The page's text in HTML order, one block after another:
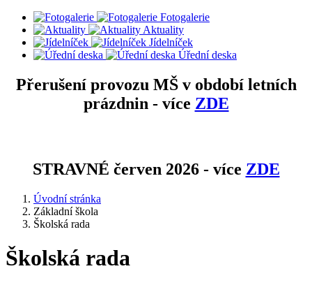
Fotogalerie
Aktuality
Jídelníček
Úřední deska
Přerušení provozu MŠ v období letních
prázdnin - více ZDE
STRAVNÉ červen 2026 - více ZDE
Úvodní stránka
Základní škola
Školská rada
Školská rada